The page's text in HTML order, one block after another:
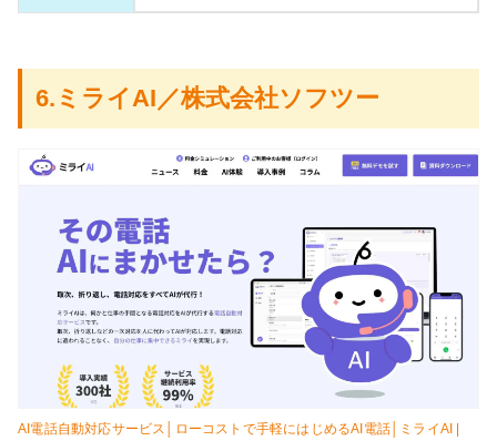
6.ミライAI／株式会社ソフツー
AI電話自動対応サービス│ローコストで手軽にはじめるAI電話│ミライAI |